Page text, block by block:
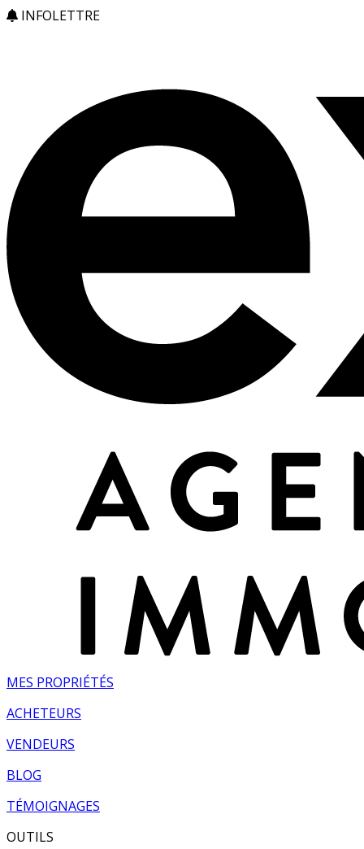
INFOLETTRE
MES PROPRIÉTÉS
ACHETEURS
VENDEURS
BLOG
TÉMOIGNAGES
OUTILS